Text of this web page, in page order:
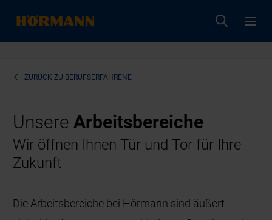
ZURÜCK ZU BERUFSERFAHRENE
UnsereArbeitsbereiche
Wir öffnen Ihnen Tür und Tor für Ihre
Zukunft
Die Arbeitsbereiche bei Hörmann sind äußert